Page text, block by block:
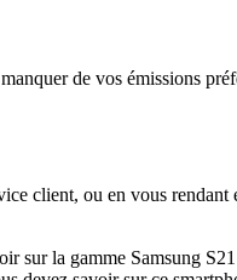
de vos émissions
client, ou en vous
sur la gamme Samsung S21